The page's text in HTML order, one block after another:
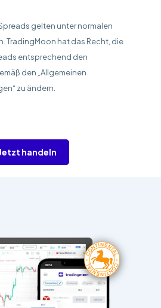
gelten unter normalen
TradingMoon hat das Recht, die
entsprechend den
den „Allgemeinen
zu ändern.
handeln